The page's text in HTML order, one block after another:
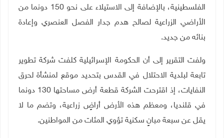
الفلسطينية، بالإضافة إلى الاستيلاء على نحو 150 دونما من
الأراضي الزراعية لصالح هدم جدار الفصل العنصري وإعادة
بنائه من جديد.
ولفت التقرير إلى أن الحكومة الإسرائيلية كلفت شركة تطوير
تابعة لبلدية الاحتلال في القدس بتحديد موقع لمنشأة لحرق
النفايات، إذ اقترحت الشركة قطعة أرض مساحتها 130 دونما
في قلنديا، ومعظم هذه الأرض أراضٍ زراعية، وتضم ما لا
يقل عن سبعة مبانٍ سكنية تؤوي المئات من المواطنين.